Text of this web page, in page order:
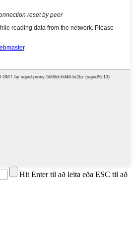
Hit Enter til að leita eða ESC til að